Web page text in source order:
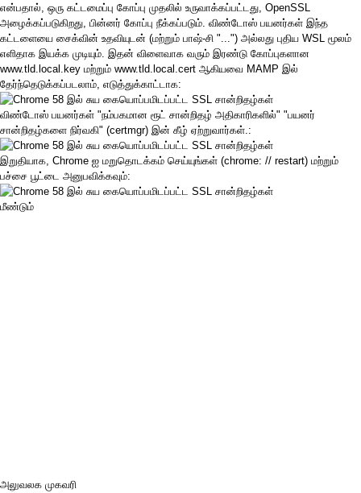
என்பதால், ஒரு கட்டமைப்பு கோப்பு முதலில் உருவாக்கப்பட்டது, OpenSSL
அழைக்கப்படுகிறது, பின்னர் கோப்பு நீக்கப்படும். விண்டோஸ் பயனர்கள் இந்த
கட்டளையை சைக்வின் உதவியுடன் (மற்றும் பாஷ்-சி "...") அல்லது புதிய WSL மூலம்
எளிதாக இயக்க முடியும். இதன் விளைவாக வரும் இரண்டு கோப்புகளான
www.tld.local.key மற்றும் www.tld.local.cert ஆகியவை MAMP இல்
தேர்ந்தெடுக்கப்படலாம், எடுத்துக்காட்டாக:
விண்டோஸ் பயனர்கள் "நம்பகமான ரூட் சான்றிதழ் அதிகாரிகளில்" "பயனர்
சான்றிதழ்களை நிர்வகி" (certmgr) இன் கீழ் ஏற்றுவார்கள்.:
இறுதியாக, Chrome ஐ மறுதொடக்கம் செய்யுங்கள் (chrome: // restart) மற்றும்
பச்சை பூட்டை அனுபவிக்கவும்:
மீண்டும்
அலுவலக முகவரி